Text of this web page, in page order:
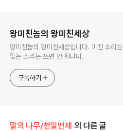
왕미친놈의 왕미친세상
왕미친놈의 왕미친세상입니다. 미친 소리
없는 소리는 쓰면 안 됩니다.
구독하기
말의 나무/천일번제 의 다른 글